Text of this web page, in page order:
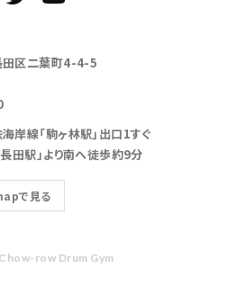
田区二葉町4-4-5
岸線「駒ヶ林駅」出口1すぐ
田駅」より南へ徒歩約9分
で見る
row Drum Gym